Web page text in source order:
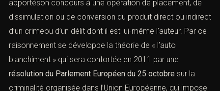
En l’espèce les juges admettent la possibilité pour une
seule et même personne d’être poursuivie pour avoir
apportéson concours à une opération de placement, de
dissimulation ou de conversion du produit direct ou
indirect d’un crimeou d’un délit dont il est lui-même
l’auteur. Par ce raisonnement se développe la théorie de